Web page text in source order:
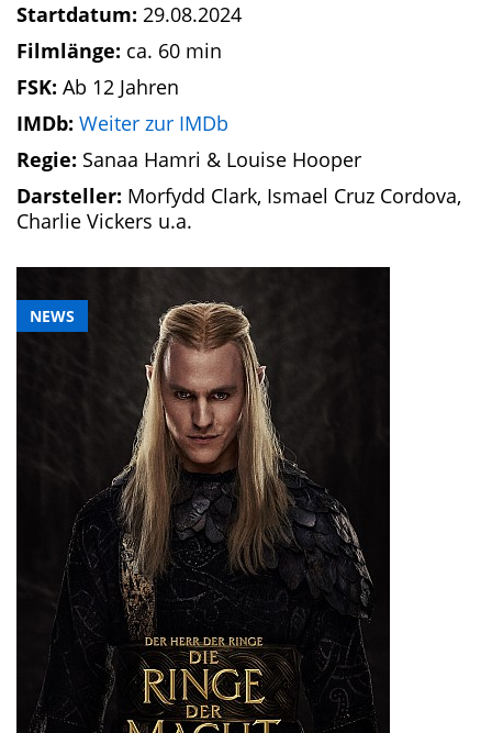
NEWS
Startdatum: 29.08.2024
Filmlänge: ca. 60 min
FSK: Ab 12 Jahren
IMDb: Weiter zur IMDb
Regie: Sanaa Hamri & Louise Hooper
Darsteller: Morfydd Clark, Ismael Cruz Cordova,
Charlie Vickers u.a.